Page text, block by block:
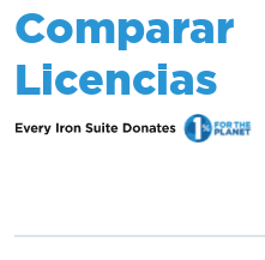
Comparar
Licencias